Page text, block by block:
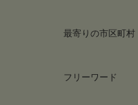
最寄りの市区町村
フリーワード